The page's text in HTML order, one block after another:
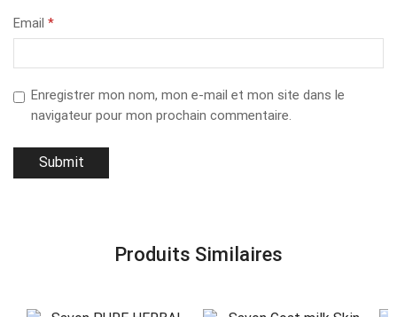
Email *
Enregistrer mon nom, mon e-mail et mon site dans le
navigateur pour mon prochain commentaire.
Produits Similaires